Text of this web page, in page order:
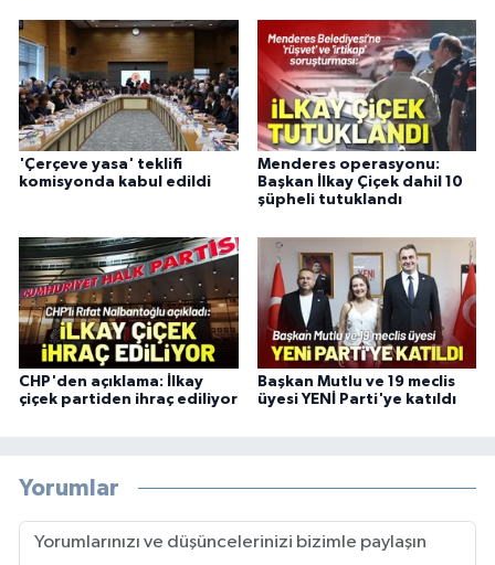
'Çerçeve yasa' teklifi
komisyonda kabul edildi
Menderes operasyonu:
Başkan İlkay Çiçek dahil 10
şüpheli tutuklandı
CHP'den açıklama: İlkay
çiçek partiden ihraç ediliyor
Başkan Mutlu ve 19 meclis
üyesi YENİ Parti'ye katıldı
Yorumlar